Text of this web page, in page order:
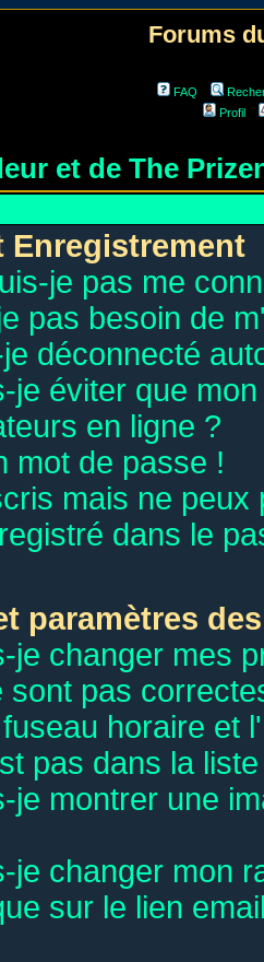
Forums
FAQ
Profil
et de The
Enregistrement
je pas me
pas besoin de
déconnecté
je éviter que
en ligne ?
mot de passe !
mais ne peux
dans le
paramètres
je changer mes
sont pas
horaire et
pas dans la
je montrer une
je changer mon
sur le lien